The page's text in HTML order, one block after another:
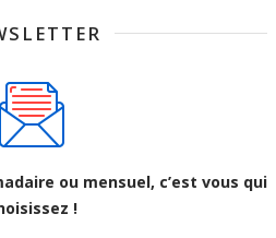
ou mensuel, c’est vous qui
!